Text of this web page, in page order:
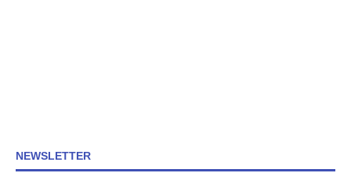
NEWSLETTER